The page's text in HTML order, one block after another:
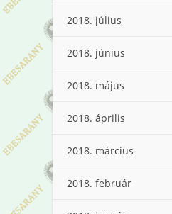
2018. július
2018. június
2018. május
2018. április
2018. március
2018. február